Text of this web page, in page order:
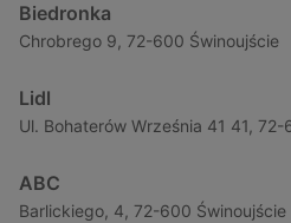
Biedronka
Chrobrego 9, 72-600 Świnoujście
Lidl
Ul. Bohaterów Września 41 41,
ABC
Barlickiego, 4, 72-600 Świnoujście